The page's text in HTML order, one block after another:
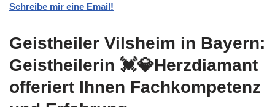
Schreibe mir eine Email!
Geistheiler Vilsheim in Bayern:
Geistheilerin 💓️💎Herzdiamant
offeriert Ihnen Fachkompetenz